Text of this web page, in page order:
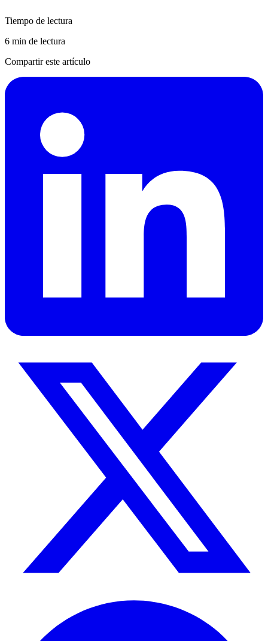
Tiempo de lectura
6 min de lectura
Compartir este artículo